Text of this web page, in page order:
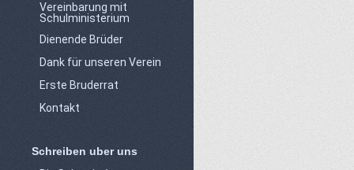
Vereinbarung mit
Schulministerium
Dienende Brüder
Dank für unseren Verein
Erste Bruderrat
Kontakt
Schreiben uber uns